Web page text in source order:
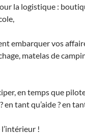
la logistique :
embarquer vos
matelas de
en temps que
tant qu’aide ? en
!